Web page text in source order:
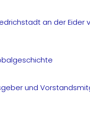
an der Eider
und